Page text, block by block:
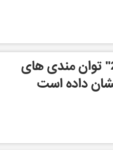
پوتین: رزمایش "سنتر-2015" توان مندی های
داده است